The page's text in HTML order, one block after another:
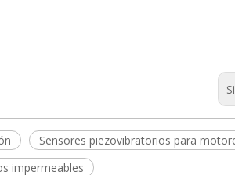
Sensores piezovibratorios para
impermeables